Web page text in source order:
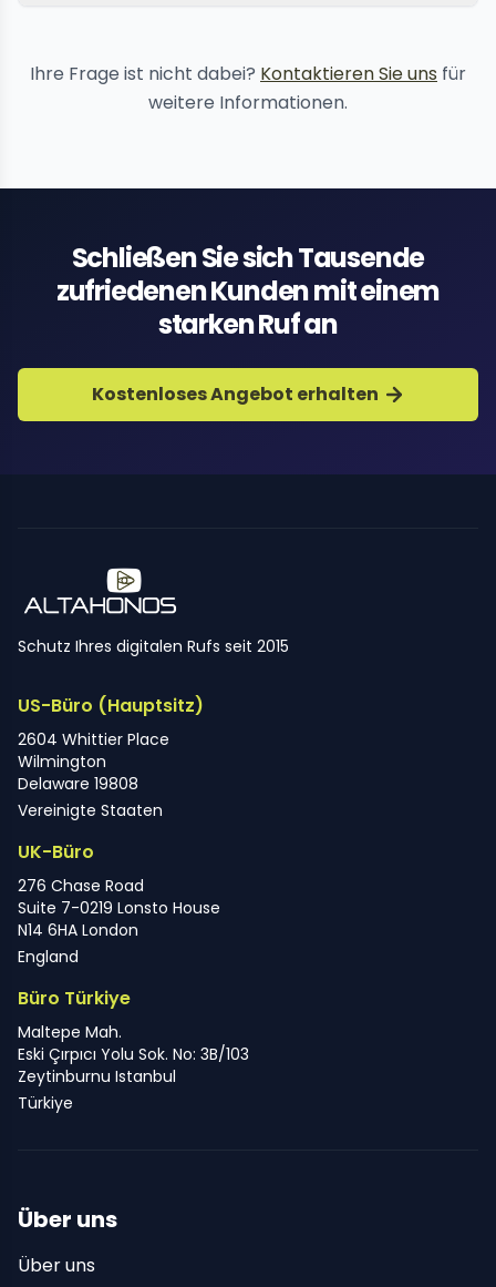
Ihre Frage ist nicht dabei? Kontaktieren Sie uns für
weitere Informationen.
Schließen Sie sich Tausende
zufriedenen Kunden mit einem
starken Ruf an
Kostenloses Angebot erhalten
Schutz Ihres digitalen Rufs seit 2015
US-Büro (Hauptsitz)
2604 Whittier Place
Wilmington
Delaware 19808
Vereinigte Staaten
UK-Büro
276 Chase Road
Suite 7-0219 Lonsto House
N14 6HA London
England
Büro Türkiye
Maltepe Mah.
Eski Çırpıcı Yolu Sok. No: 3B/103
Zeytinburnu Istanbul
Türkiye
Über uns
Über uns